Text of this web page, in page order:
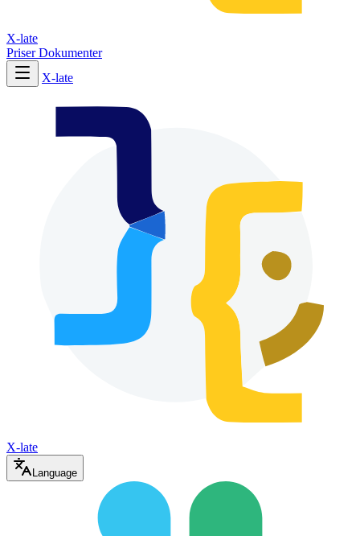
X-late
PriserDokumenter
X-late
X-late
Language